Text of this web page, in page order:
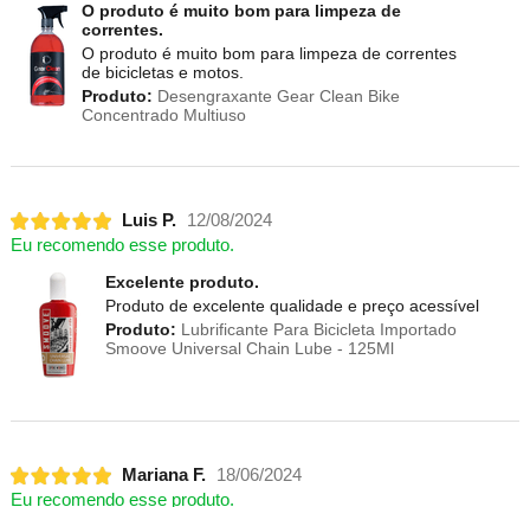
O produto é muito bom para limpeza de
correntes.
O produto é muito bom para limpeza de correntes
de bicicletas e motos.
Produto: Desengraxante Gear Clean Bike
Concentrado Multiuso
Luis P.
12/08/2024
Eu recomendo esse produto.
Excelente produto.
Produto de excelente qualidade e preço acessível
Produto: Lubrificante Para Bicicleta Importado
Smoove Universal Chain Lube - 125Ml
Mariana F.
18/06/2024
Eu recomendo esse produto.